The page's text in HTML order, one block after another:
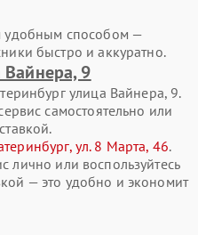
удобным способом —
быстро и аккуратно.
Вайнера, 9
улица Вайнера, 9.
самостоятельно или
ул. 8 Марта, 46.
лично или воспользуйтесь
— это удобно и экономит